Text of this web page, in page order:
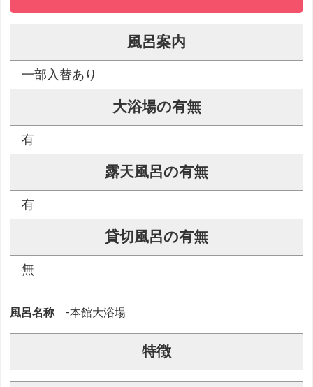
風呂案内
一部入替あり
大浴場の有無
有
露天風呂の有無
有
貸切風呂の有無
無
風呂名称 -本館大浴場
特徴